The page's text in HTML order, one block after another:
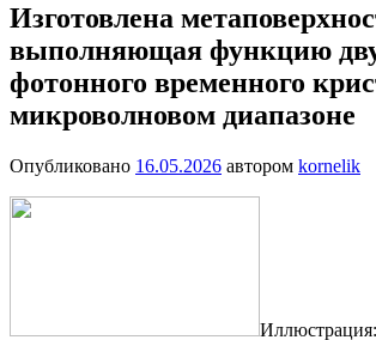
Изготовлена
выполняющая функцию
фотонного временного
микроволновом диапазоне
Опубликовано 16.05.2026 автором kornelik